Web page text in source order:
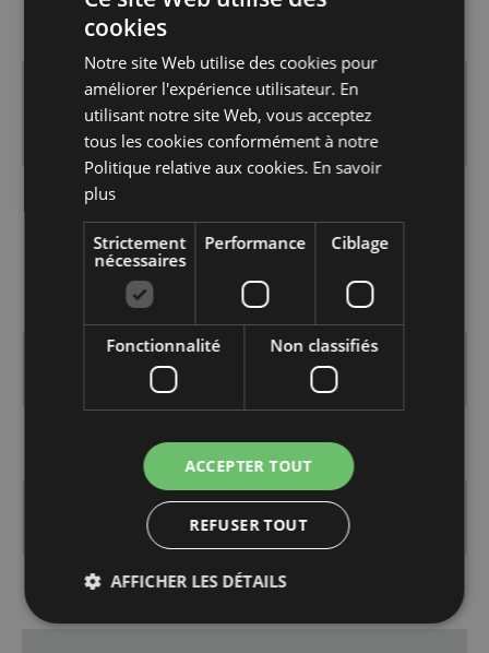
Lecture de MP3
Autres formats
compatibles
AAC, JPEG, MPEG1,
Télécommande
Entrées/Sorties
Sorties HDMI
Sorties composantes
Sorties S-VHS
Sorties vidéo composites
ENGLISH
cookies
Notre site Web utilise des cookies pour
améliorer l'expérience utilisateur. En
utilisant notre site Web, vous acceptez
tous les cookies conformément à notre
Politique relative aux cookies. En savoir
plus
Strictement
nécessaires
Performance Ciblage
Fonctionnalité Non classifiés
ACCEPTER TOUT
REFUSER TOUT
AFFICHER LES DÉTAILS